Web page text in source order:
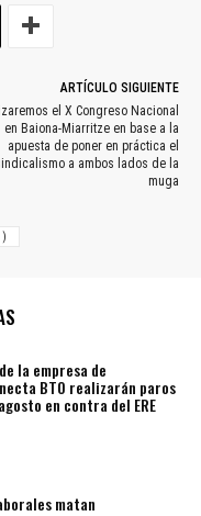
ARTÍCULO SIGUIENTE
el X Congreso Nacional
en Baiona-Miarritze en base a la
apuesta de poner en práctica el
a ambos lados de la
muga
la empresa de
BTO realizarán paros
en contra del ERE
matan